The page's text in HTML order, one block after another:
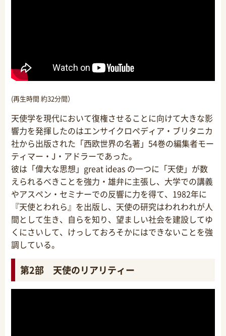
(再生時間 約32分間）
天使学を現代において復権させることに向けて大きな影
響力を発揮したのはエンサイクロペディア・ブリタニカ
社から出版された「西欧世界の名著」54巻の編集者モー
ティマー・J・アドラーであった。
彼は「偉大な思想」great ideas の一つに「天使」が数
えられるべきことを強力・雄弁に主張し、大学での講義
やアスペン・セミナーでの反響に力を得て、1982年に
『天使とわれら』を出版し、天使の研究はわれわれが人
間として生き、自らを知り、望ましい社会を建設してゆ
くにさいして、けっしておろそかにはできないことを強
調している。
第2部 天使のリアリティー